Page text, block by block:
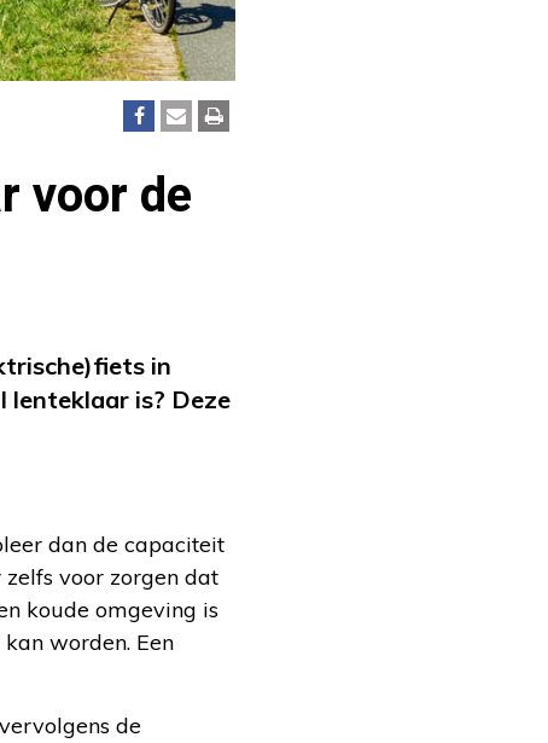
voor de
in
lenteklaar is? Deze
dan de capaciteit
voor zorgen dat
koude omgeving is
worden. Een
de